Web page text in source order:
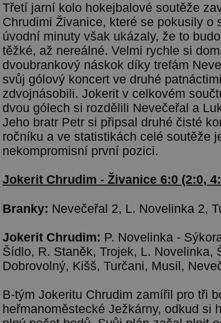
Třetí jarní kolo hokejbalové soutěže
Chrudimi Živanice, které se pokusily o
úvodní minuty však ukázaly, že to
těžké, až nereálné. Velmi rychle si
dvoubrankový náskok díky trefám
svůj gólový koncert ve druhé
zdvojnásobili. Jokerit v celkovém
dvou gólech si rozdělili Nevečeřal a
Jeho bratr Petr si připsal druhé čisté
ročníku a ve statistikách celé soutěže
nekompromisní první pozici.
Jokerit Chrudim - Živanice 6:0 (2:0,
Branky: Nevečeřal 2, L. Novelinka 2,
Jokerit Chrudim: P. Novelinka -
Šídlo, R. Staněk, Trojek, L. Novelinka,
Dobrovolný, Kišš, Turčani, Musil,
B-tým Jokeritu Chrudim zamířil pro tři
heřmanoměstecké Ježkárny, odkud si